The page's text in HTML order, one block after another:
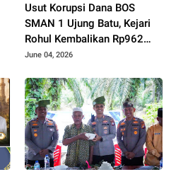
Usut Korupsi Dana BOS
SMAN 1 Ujung Batu, Kejari
Rohul Kembalikan Rp962
Juta dan Sita Aset Miliaran
June 04, 2026